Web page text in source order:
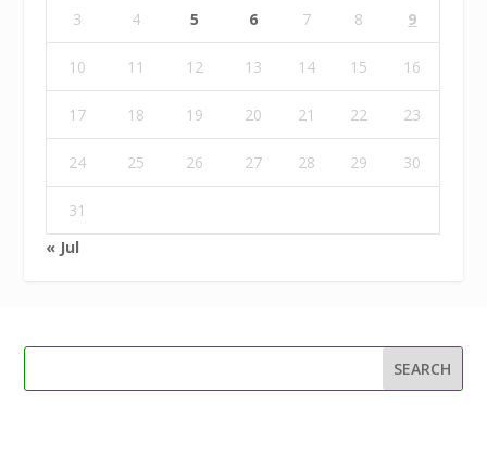
3 4 5 6 7 8 9
10 11 12 13 14 15 16
17 18 19 20 21 22 23
24 25 26 27 28 29 30
31
« Jul